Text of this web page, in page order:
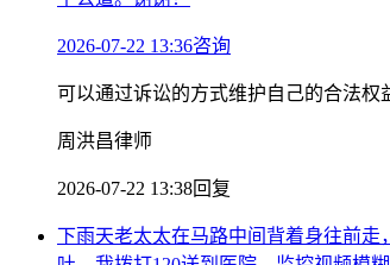
2026-07-22 13:36咨询
可以通过诉讼的方式维护自己的合法权
周洪昌律师
2026-07-22 13:38回复
下雨天老太太在马路中间背着身往前